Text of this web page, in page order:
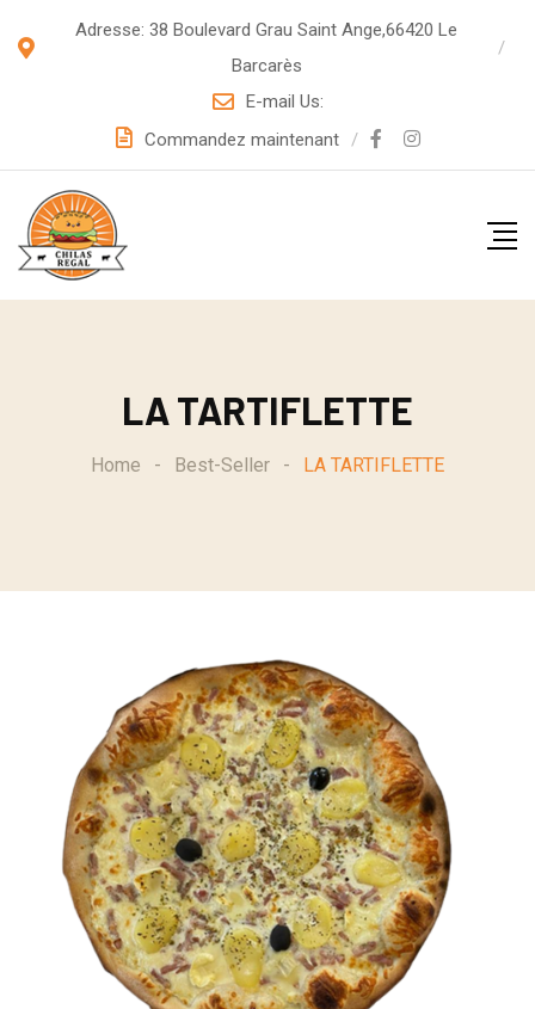
n
Adresse: 38 Boulevard Grau Saint Ange,66420 Le
Barcarès
E-mail Us:
Commandez maintenant
LA TARTIFLETTE
Home - Best-Seller - LA TARTIFLETTE